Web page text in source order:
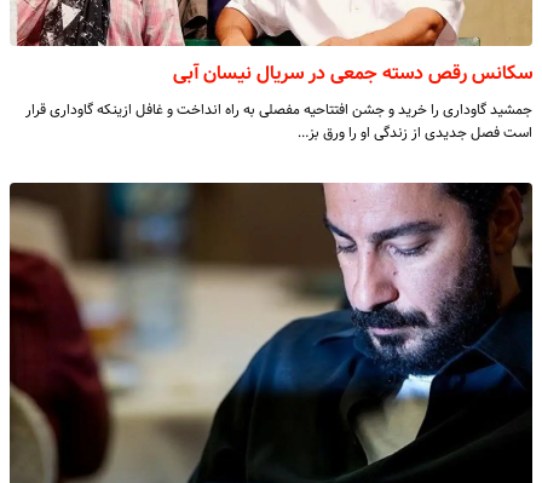
سکانس رقص دسته جمعی در سریال نیسان آبی
جمشید گاوداری را خرید و جشن افتتاحیه مفصلی به راه انداخت و غافل ازینکه گاوداری قرار
است فصل جدیدی از زندگی او را ورق بز…